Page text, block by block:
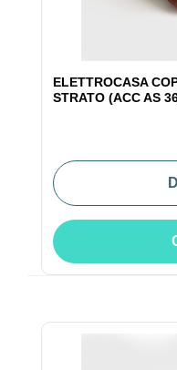
ELETTROCASA
STRATO (ACC AS